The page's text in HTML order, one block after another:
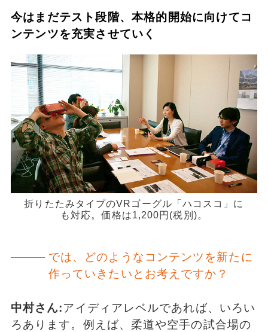
今はまだテスト段階、本格的開始に向けてコ
ンテンツを充実させていく
折りたたみタイプのVRゴーグル「ハコスコ」に
も対応。価格は1,200円(税別)。
では、どのようなコンテンツを新たに
作っていきたいとお考えですか？
中村さん:アイディアレベルであれば、いろい
ろあります。例えば、柔道や空手の試合場の